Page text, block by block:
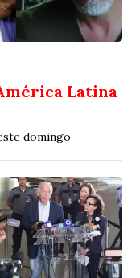
Latina
domingo